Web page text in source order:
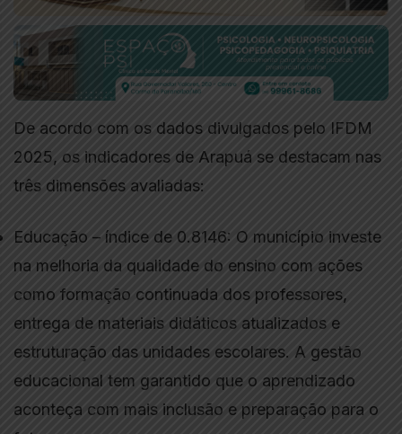
De acordo com os dados divulgados pelo IFDM
2025, os indicadores de Arapuá se destacam nas
três dimensões avaliadas:
Educação – índice de 0.8146: O município investe
na melhoria da qualidade do ensino com ações
como formação continuada dos professores,
entrega de materiais didáticos atualizados e
estruturação das unidades escolares. A gestão
educacional tem garantido que o aprendizado
aconteça com mais inclusão e preparação para o